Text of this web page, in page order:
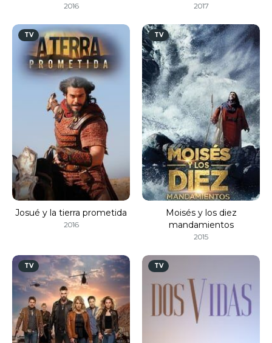
2016 2017
TV
Josué y la tierra prometida
2016
TV
Moisés y los diez
mandamientos
2015
TV TV